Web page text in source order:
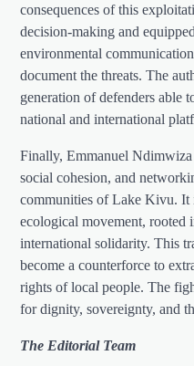
consequences of this
decision-making and
environmental
document the threats. The
generation of defenders able
national and international
Finally, Emmanuel
social cohesion, and
communities of Lake Kivu. It
ecological movement, rooted
international solidarity. This
become a counterforce to
rights of local people. The
for dignity, sovereignty, and
The Editorial Team